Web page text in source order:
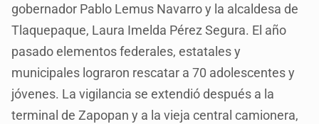
gobernador Pablo Lemus Navarro y la alcaldesa de
Tlaquepaque, Laura Imelda Pérez Segura. El año
pasado elementos federales, estatales y
municipales lograron rescatar a 70 adolescentes y
jóvenes. La vigilancia se extendió después a la
terminal de Zapopan y a la vieja central camionera,